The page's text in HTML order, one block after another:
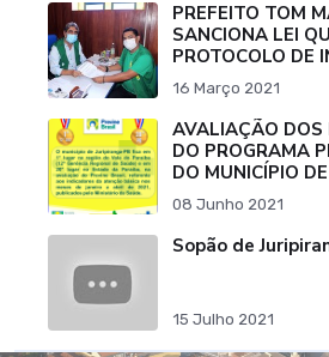
PREFEITO TOM
SANCIONA LEI
PROTOCOLO DE
PARA COMPRA
CONTRA O
16 Março 2021
AVALIAÇÃO DOS
DO PROGRAMA
DO MUNICÍPIO
PB
08 Junho 2021
Sopão de
15 Julho 2021